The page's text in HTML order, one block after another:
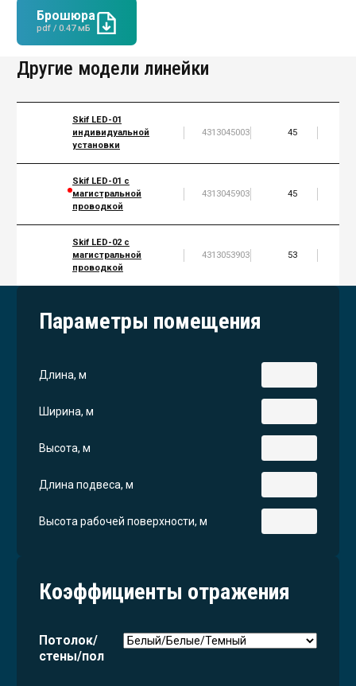
Брошюра
pdf / 0.47 мБ
Другие модели линейки
Skif LED-01
индивидуальной
установки
4313045003 45
Skif LED-01 с
магистральной
проводкой
4313045903 45
Skif LED-02 с
магистральной
проводкой
4313053903 53
Параметры помещения
Длина, м
Ширина, м
Высота, м
Длина подвеса, м
Высота рабочей поверхности, м
Коэффициенты отражения
Потолок/
стены/пол